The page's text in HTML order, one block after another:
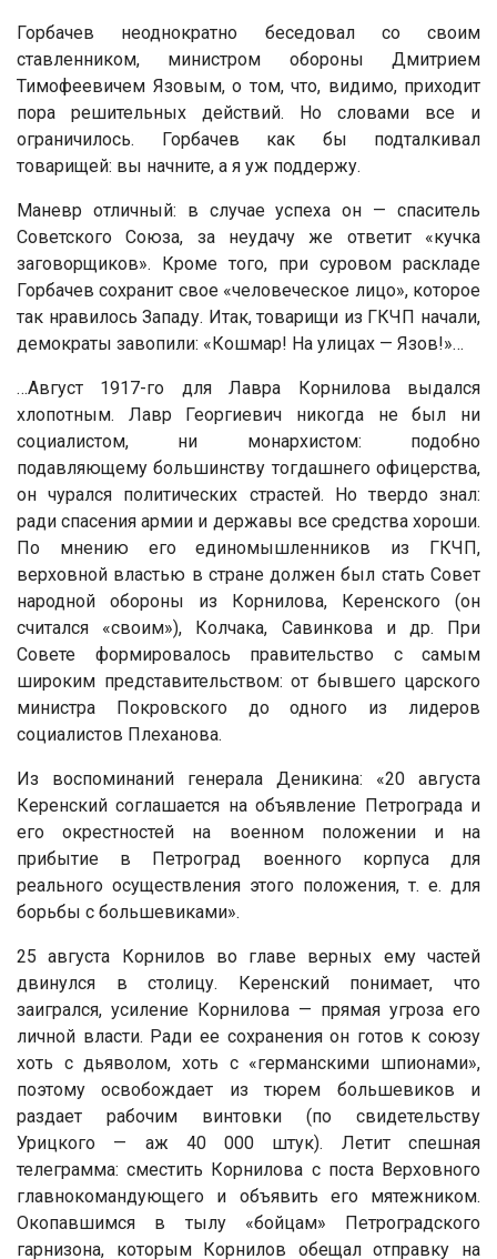
Горбачев неоднократно беседовал со своим
ставленником, министром обороны Дмитрием
Тимофеевичем Язовым, о том, что, видимо, приходит
пора решительных действий. Но словами все и
ограничилось. Горбачев как бы подталкивал
товарищей: вы начните, а я уж поддержу.
Маневр отличный: в случае успеха он — спаситель
Советского Союза, за неудачу же ответит «кучка
заговорщиков». Кроме того, при суровом раскладе
Горбачев сохранит свое «человеческое лицо», которое
так нравилось Западу. Итак, товарищи из ГКЧП начали,
демократы завопили: «Кошмар! На улицах — Язов!»…
…Август 1917-го для Лавра Корнилова выдался
хлопотным. Лавр Георгиевич никогда не был ни
социалистом, ни монархистом: подобно
подавляющему большинству тогдашнего офицерства,
он чурался политических страстей. Но твердо знал:
ради спасения армии и державы все средства хороши.
По мнению его единомышленников из ГКЧП,
верховной властью в стране должен был стать Совет
народной обороны из Корнилова, Керенского (он
считался «своим»), Колчака, Савинкова и др. При
Совете формировалось правительство с самым
широким представительством: от бывшего царского
министра Покровского до одного из лидеров
социалистов Плеханова.
Из воспоминаний генерала Деникина: «20 августа
Керенский соглашается на объявление Петрограда и
его окрестностей на военном положении и на
прибытие в Петроград военного корпуса для
реального осуществления этого положения, т. е. для
борьбы с большевиками».
25 августа Корнилов во главе верных ему частей
двинулся в столицу. Керенский понимает, что
заигрался, усиление Корнилова — прямая угроза его
личной власти. Ради ее сохранения он готов к союзу
хоть с дьяволом, хоть с «германскими шпионами»,
поэтому освобождает из тюрем большевиков и
раздает рабочим винтовки (по свидетельству
Урицкого — аж 40 000 штук). Летит спешная
телеграмма: сместить Корнилова с поста Верховного
главнокомандующего и объявить его мятежником.
Окопавшимся в тылу «бойцам» Петроградского
гарнизона, которым Корнилов обещал отправку на